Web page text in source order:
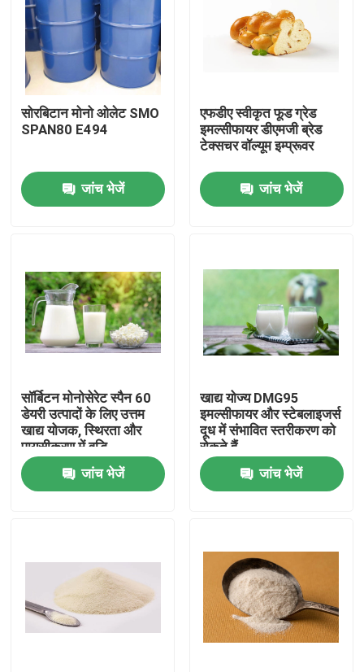
घर
वीडियो
वीआर शो
हमारे बारे में
कारखाना भ्रमण
संपर्क करें
समाचार
सोरबिटान मोनो ओलेट SMO
SPAN80 E494
जांच भेजें
एफडीए स्वीकृत फूड ग्रेड
इमल्सीफायर डीएमजी ब्रेड
टेक्सचर वॉल्यूम इम्प्रूवर
जांच भेजें
सॉर्बिटन मोनोसेरेट स्पैन 60
डेयरी उत्पादों के लिए उत्तम
खाद्य योजक, स्थिरता और
पायसीकरण में वृद्धि
जांच भेजें
खाद्य योज्य DMG95
इमल्सीफायर और स्टेबलाइजर्स
दूध में संभावित स्तरीकरण को
रोकते हैं
जांच भेजें